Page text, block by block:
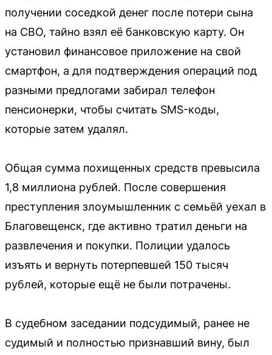
получении соседкой денег после потери сына
на СВО, тайно взял её банковскую карту. Он
установил финансовое приложение на свой
смартфон, а для подтверждения операций под
разными предлогами забирал телефон
пенсионерки, чтобы считать SMS-коды,
которые затем удалял.
Общая сумма похищенных средств превысила
1,8 миллиона рублей. После совершения
преступления злоумышленник с семьёй уехал в
Благовещенск, где активно тратил деньги на
развлечения и покупки. Полиции удалось
изъять и вернуть потерпевшей 150 тысяч
рублей, которые ещё не были потрачены.
В судебном заседании подсудимый, ранее не
судимый и полностью признавший вину, был